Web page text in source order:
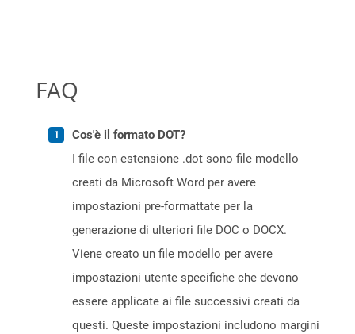
FAQ
Cos'è il formato DOT?
I file con estensione .dot sono file modello
creati da Microsoft Word per avere
impostazioni pre-formattate per la
generazione di ulteriori file DOC o DOCX.
Viene creato un file modello per avere
impostazioni utente specifiche che devono
essere applicate ai file successivi creati da
questi. Queste impostazioni includono margini